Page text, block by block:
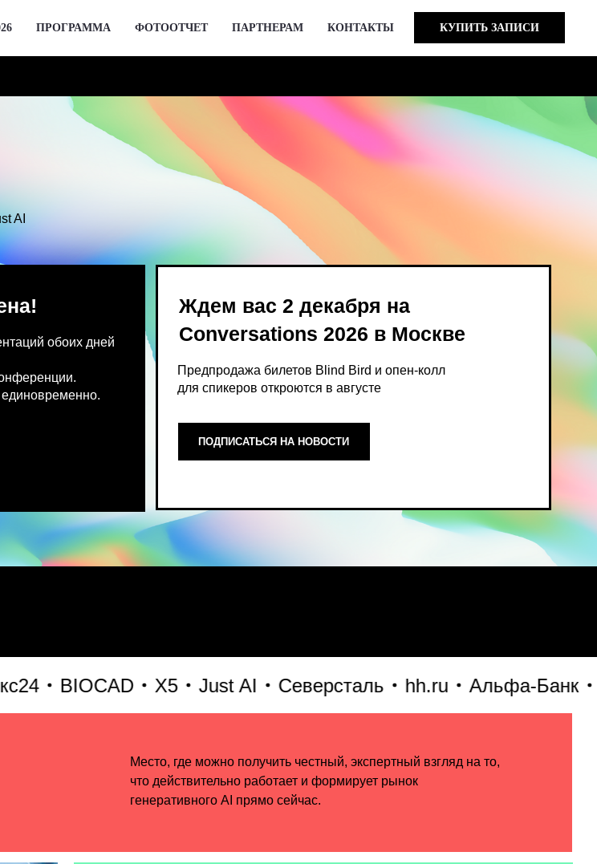
ПРОГРАММА ФОТООТЧЕТ ПАРТНЕРАМ КОНТАКТЫ КУПИТЬ ЗАПИСИ
дней
Предпродажа билетов Blind Bird и опен-колл
для спикеров откроются в августе
Ждем вас 2 декабря на
Conversations 2026 в Москве
ПОДПИСАТЬСЯ НА НОВОСТИ
BIOCAD X5 Just AI Северсталь hh.ru Альфа-Банк
Место, где можно получить честный, экспертный взгляд на то,
генеративного AI прямо сейчас.